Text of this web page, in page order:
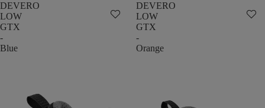
DEVERO
LOW
GTX
-
Blue
DEVERO
LOW
GTX
-
Orange